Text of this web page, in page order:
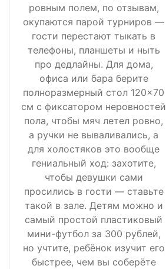
ровным полем, по отзывам,
окупаются парой турниров —
гости перестают тыкать в
телефоны, планшеты и ныть
про дедлайны. Для дома,
офиса или бара берите
полноразмерный стол 120×70
см с фиксатором неровностей
пола, чтобы мяч летел ровно,
а ручки не вываливались, а
для холостяков это вообще
гениальный ход: захотите,
чтобы девушки сами
просились в гости — ставьте
такой в зале. Детям можно и
самый простой пластиковый
мини-футбол за 300 рублей,
но учтите, ребёнок изучит его
быстрее, чем вы соберёте